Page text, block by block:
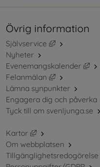
Övrig information
Självservice
Länk till
Nyheter
Evenemangskalender
Felanmälan
Länk till
Lämna synpunkter
Engagera dig och påverka
Tyck till om svenljunga.se
Kartor
Länk till annan
Om webbplatsen
Tillgänglighetsredogörelse